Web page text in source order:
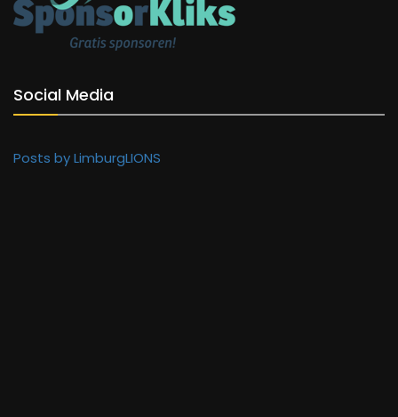
Social Media
Posts by LimburgLIONS